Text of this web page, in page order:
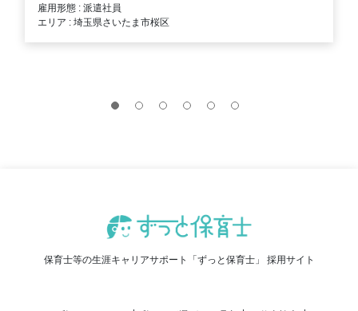
雇用形態 : 派遣社員
エリア : 埼玉県さいたま市桜区
保育士等の生涯キャリアサポート「ずっと保育士」 採用サイト